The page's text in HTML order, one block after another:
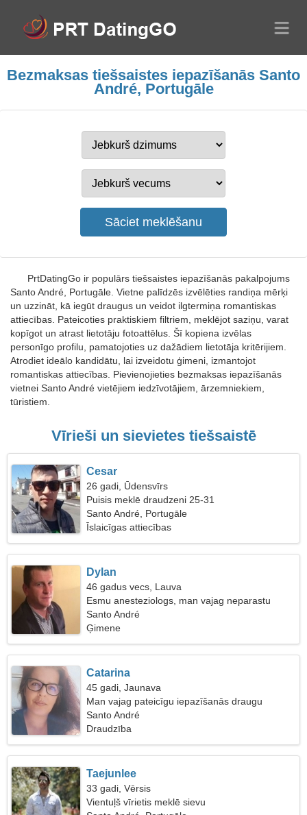
Bezmaksas tiešsaistes iepazīšanās Santo
André, Portugāle
PrtDatingGo ir populārs tiešsaistes iepazīšanās pakalpojums
Santo André, Portugāle. Vietne palīdzēs izvēlēties randiņa mērķi
un uzzināt, kā iegūt draugus un veidot ilgtermiņa romantiskas
attiecības. Pateicoties praktiskiem filtriem, meklējot saziņu, varat
kopīgot un atrast lietotāju fotoattēlus. Šī kopiena izvēlas
personīgo profilu, pamatojoties uz dažādiem lietotāja kritērijiem.
Atrodiet ideālo kandidātu, lai izveidotu ģimeni, izmantojot
romantiskas attiecības. Pievienojieties bezmaksas iepazīšanās
vietnei Santo André vietējiem iedzīvotājiem, ārzemniekiem,
tūristiem.
Vīrieši un sievietes tiešsaistē
Cesar
26 gadi, Ūdensvīrs
Puisis meklē draudzeni 25-31
Santo André, Portugāle
Īslaicīgas attiecības
Dylan
46 gadus vecs, Lauva
Esmu anesteziologs, man vajag neparastu
sievieti
Santo André
Ģimene
Catarina
45 gadi, Jaunava
Man vajag pateicīgu iepazīšanās draugu
Santo André
Draudzība
Taejunlee
33 gadi, Vērsis
Vientuļš vīrietis meklē sievu